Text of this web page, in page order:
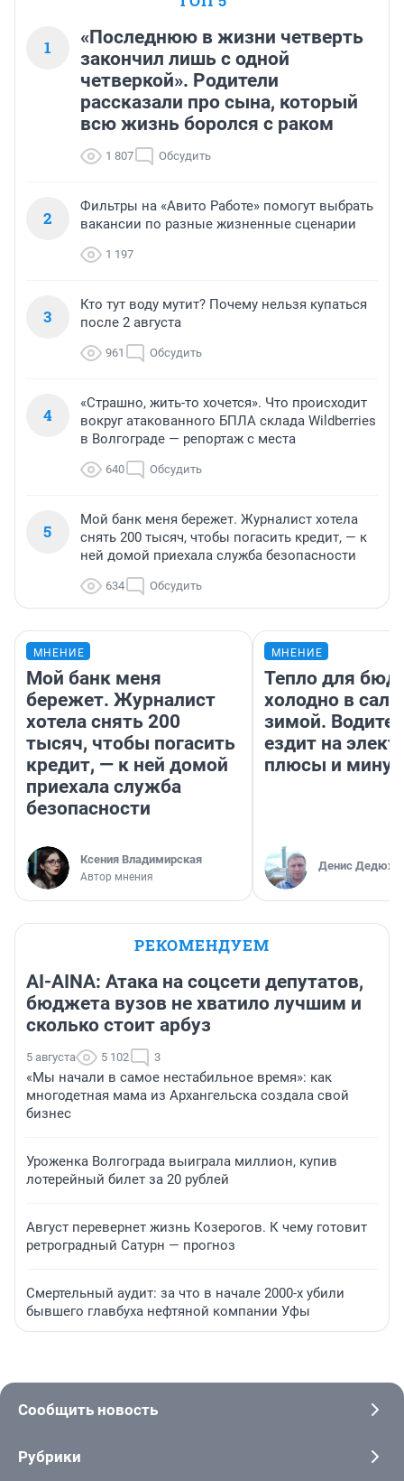
1
«Последнюю в жизни четверть
закончил лишь с одной
четверкой». Родители
рассказали про сына, который
всю жизнь боролся с раком
1 807 Обсудить
2
Фильтры на «Авито Работе» помогут выбрать
вакансии по разные жизненные сценарии
1 197
3
Кто тут воду мутит? Почему нельзя купаться
после 2 августа
961 Обсудить
4
«Страшно, жить-то хочется». Что происходит
вокруг атакованного БПЛА склада Wildberries
в Волгограде — репортаж с места
640 Обсудить
5
Мой банк меня бережет. Журналист хотела
снять 200 тысяч, чтобы погасить кредит, — к
ней домой приехала служба безопасности
634 Обсудить
МНЕНИЕ
Мой банк меня
бережет. Журналист
хотела снять 200
тысяч, чтобы погасить
кредит, — к ней домой
приехала служба
безопасности
Ксения Владимирская
Автор мнения
МНЕНИЕ
Тепло для
холодно в
зимой.
ездит на
плюсы и
Денис
РЕКОМЕНДУЕМ
AI-AINA: Атака на соцсети депутатов,
бюджета вузов не хватило лучшим и
сколько стоит арбуз
5 августа 5 102 3
«Мы начали в самое нестабильное время»: как
многодетная мама из Архангельска создала свой
бизнес
Уроженка Волгограда выиграла миллион, купив
лотерейный билет за 20 рублей
Август перевернет жизнь Козерогов. К чему готовит
ретроградный Сатурн — прогноз
Смертельный аудит: за что в начале 2000-х убили
бывшего главбуха нефтяной компании Уфы
Сообщить новость
Рубрики